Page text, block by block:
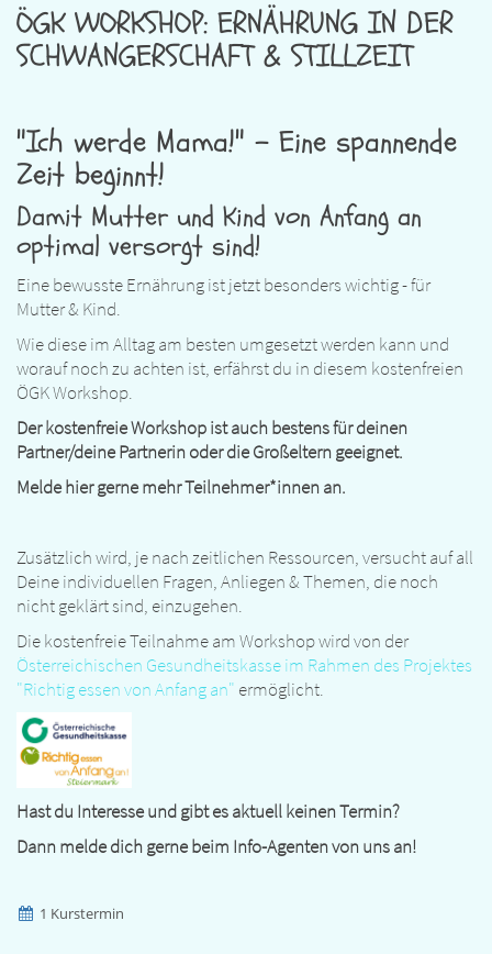
ÖGK WORKSHOP: ERNÄHRUNG IN DER
SCHWANGERSCHAFT & STILLZEIT
"Ich werde Mama!" - Eine spannende
Zeit beginnt!
Damit Mutter und Kind von Anfang an
optimal versorgt sind!
Eine bewusste Ernährung ist jetzt besonders wichtig - für
Mutter & Kind.
Wie diese im Alltag am besten umgesetzt werden kann und
worauf noch zu achten ist, erfährst du in diesem kostenfreien
ÖGK Workshop.
Der kostenfreie Workshop ist auch bestens für deinen
Partner/deine Partnerin oder die Großeltern geeignet.
Melde hier gerne mehr Teilnehmer*innen an.
Zusätzlich wird, je nach zeitlichen Ressourcen, versucht auf all
Deine individuellen Fragen, Anliegen & Themen, die noch
nicht geklärt sind, einzugehen.
Die kostenfreie Teilnahme am Workshop wird von der
Österreichischen Gesundheitskasse im Rahmen des Projektes
"Richtig essen von Anfang an" ermöglicht.
Hast du Interesse und gibt es aktuell keinen Termin?
Dann melde dich gerne beim Info-Agenten von uns an!
1 Kurstermin